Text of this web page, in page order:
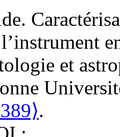
.
l’instrument
et
.